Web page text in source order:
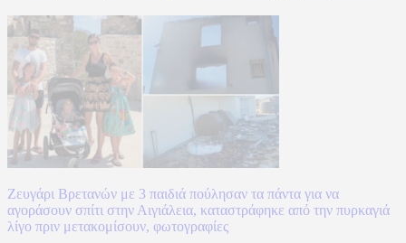
Ζευγάρι Βρετανών με 3 παιδιά πούλησαν τα πάντα για να
αγοράσουν σπίτι στην Αιγιάλεια, καταστράφηκε από την πυρκαγιά
λίγο πριν μετακομίσουν, φωτογραφίες